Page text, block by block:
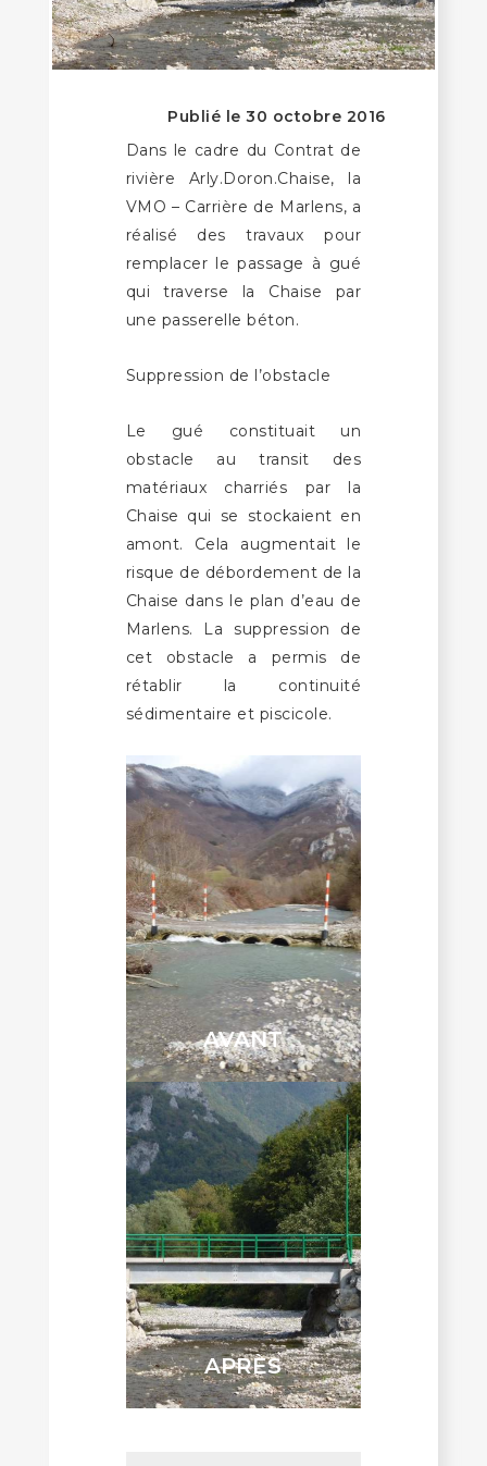
Publié le 30 octobre 2016
Dans le cadre du Contrat de
rivière Arly.Doron.Chaise, la
VMO – Carrière de Marlens, a
réalisé des travaux pour
remplacer le passage à gué
qui traverse la Chaise par
une passerelle béton.
Suppression de l’obstacle
Le gué constituait un
obstacle au transit des
matériaux charriés par la
Chaise qui se stockaient en
amont. Cela augmentait le
risque de débordement de la
Chaise dans le plan d’eau de
Marlens. La suppression de
cet obstacle a permis de
rétablir la continuité
sédimentaire et piscicole.
AVANT
APRÈS